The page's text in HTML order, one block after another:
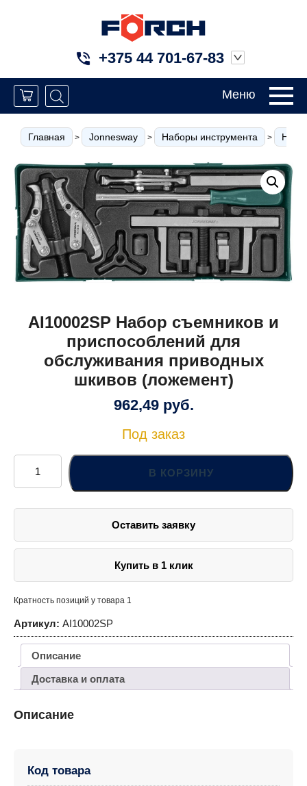
+375 44 701-67-83
Меню
Главная > Jonnesway > Наборы инструмента >
AI10002SP Набор съемников и
приспособлений для
обслуживания приводных
шкивов (ложемент)
962,49 руб.
Под заказ
Количество
товара
AI10002SP
Набор
и
В КОРЗИНУ
Оставить заявку
Купить в 1 клик
Кратность позиций у товара 1
Артикул: AI10002SP
Описание
Доставка и оплата
Описание
Код товара